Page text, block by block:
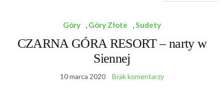
Góry , Góry Złote ,Sudety
CZARNA GÓRA RESORT – narty w
Siennej
10 marca 2020 Brak komentarzy